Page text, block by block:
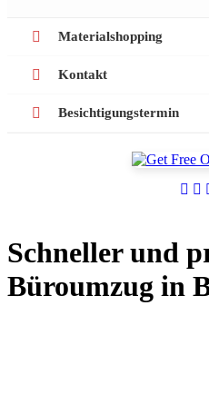
Materialshopping
Kontakt
Besichtigungstermin
Schneller und
Büroumzug in